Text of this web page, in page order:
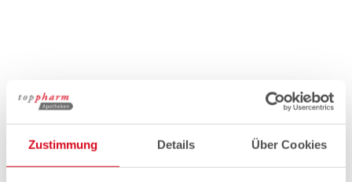
Zustimmung Details Über Cookies